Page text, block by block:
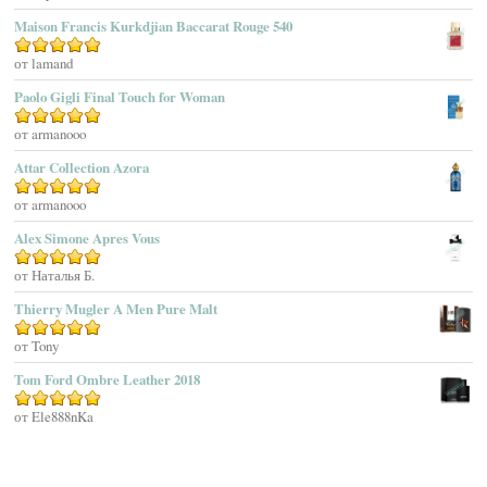
Afnan Perfumes
Agatha Ruiz De La Prada
Agatho Parfum
Agent Provocateur
Agnes B
Agonist
Ahjaar
Aigner
Aj Arabia (Widian)
Ajmal
Akaro Exclusive
Akro
Al Hamatt
Al Haramain
Al-Jazeera
Maison Francis Kurkdjian Baccarat Rouge 540
Оценка5из 5
от lamand
Paolo Gigli Final Touch for Woman
Оценка5из 5
от armanooo
Attar Collection Azora
Оценка5из 5
от armanooo
Alex Simone Apres Vous
Оценка5из 5
от Наталья Б.
Thierry Mugler A Men Pure Malt
Оценка
от Tony
Tom Ford Ombre Leather 2018
Оценка5из 5
от Ele888nKa